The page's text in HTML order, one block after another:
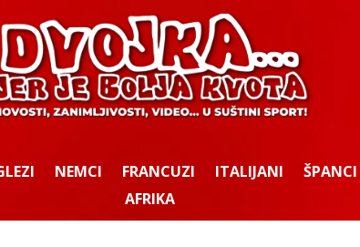
NEMCI FRANCUZI ITALIJANI ŠPANCI
AFRIKA